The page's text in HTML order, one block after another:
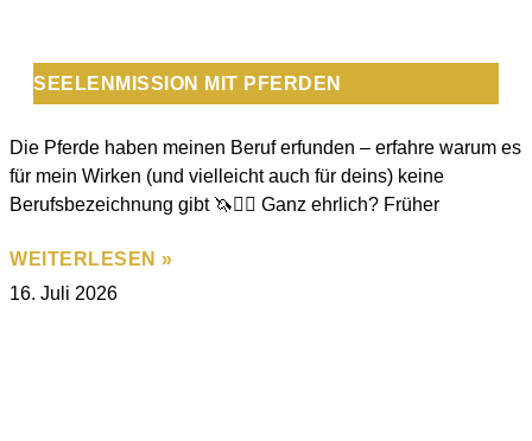
SEELENMISSION MIT PFERDEN
Die Pferde haben meinen Beruf erfunden – erfahre warum es
für mein Wirken (und vielleicht auch für deins) keine
Berufsbezeichnung gibt 🦄🧚‍♂️ Ganz ehrlich? Früher
WEITERLESEN »
16. Juli 2026